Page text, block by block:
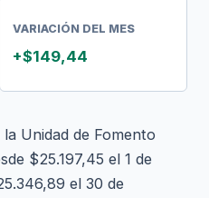
VARIACIÓN DEL MES
+$149,44
Unidad de Fomento
$25.197,45 el 1 de
el 30 de